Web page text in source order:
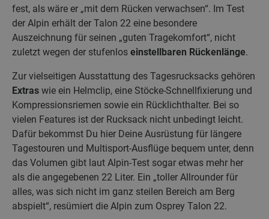
fest, als wäre er „mit dem Rücken verwachsen“. Im Test
der Alpin erhält der Talon 22 eine besondere
Auszeichnung für seinen „guten Tragekomfort“, nicht
zuletzt wegen der stufenlos einstellbaren Rückenlänge.
Zur vielseitigen Ausstattung des Tagesrucksacks gehören
Extras wie ein Helmclip, eine Stöcke-Schnellfixierung und
Kompressionsriemen sowie ein Rücklichthalter. Bei so
vielen Features ist der Rucksack nicht unbedingt leicht.
Dafür bekommst Du hier Deine Ausrüstung für längere
Tagestouren und Multisport-Ausflüge bequem unter, denn
das Volumen gibt laut Alpin-Test sogar etwas mehr her
als die angegebenen 22 Liter. Ein „toller Allrounder für
alles, was sich nicht im ganz steilen Bereich am Berg
abspielt“, resümiert die Alpin zum Osprey Talon 22.